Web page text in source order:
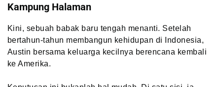
Kampung Halaman
Kini, sebuah babak baru tengah menanti. Setelah
bertahun-tahun membangun kehidupan di Indonesia,
Austin bersama keluarga kecilnya berencana kembali
ke Amerika.